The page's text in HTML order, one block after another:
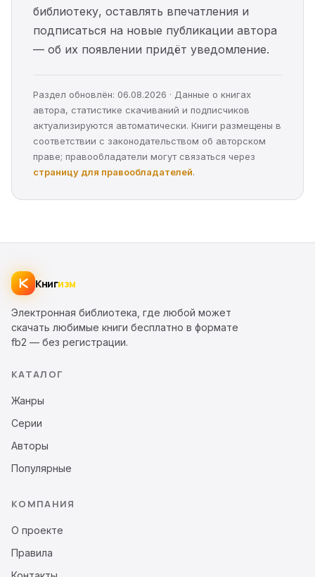
библиотеку, оставлять впечатления и
подписаться на новые публикации автора
— об их появлении придёт уведомление.
Раздел обновлён: 06.08.2026 · Данные о книгах
автора, статистике скачиваний и подписчиков
актуализируются автоматически. Книги размещены в
соответствии с законодательством об авторском
праве; правообладатели могут связаться через
страницу для правообладателей.
Книгизм
Электронная библиотека, где любой может
скачать любимые книги бесплатно в формате
fb2 — без регистрации.
КАТАЛОГ
Жанры
Серии
Авторы
Популярные
КОМПАНИЯ
О проекте
Правила